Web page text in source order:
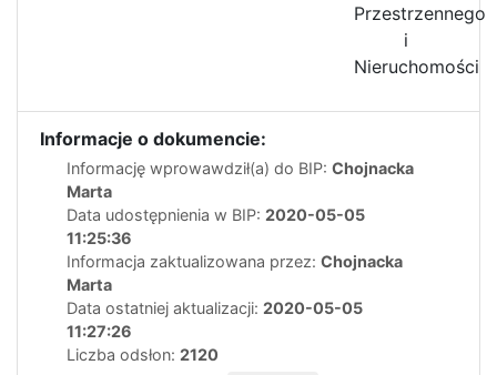
Przestrzennego
i
Nieruchomości
Informacje o dokumencie:
Informację wprowawdził(a) do BIP: Chojnacka
Marta
Data udostępnienia w BIP: 2020-05-05
11:25:36
Informacja zaktualizowana przez: Chojnacka
Marta
Data ostatniej aktualizacji: 2020-05-05
11:27:26
Liczba odsłon: 2120